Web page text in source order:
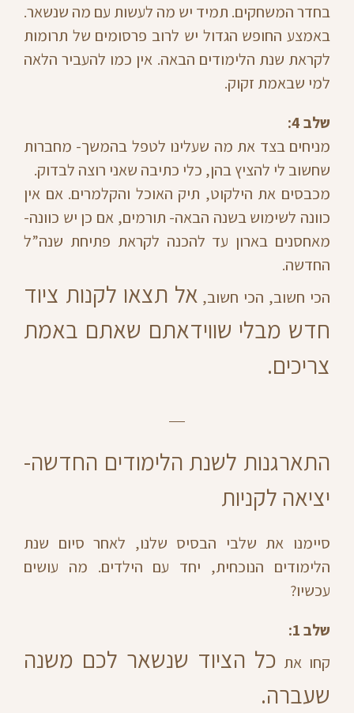
בחדר המשחקים. תמיד יש מה לעשות עם מה שנשאר.
באמצע החופש הגדול יש לרוב פרסומים של תרומות
לקראת שנת הלימודים הבאה. אין כמו להעביר הלאה
למי שבאמת זקוק.
שלב 4:
מניחים בצד את מה שעלינו לטפל בהמשך- מחברות
שחשוב לי להציץ בהן, כלי כתיבה שאני רוצה לבדוק.
מכבסים את הילקוט, תיק האוכל והקלמרים. אם אין
כוונה לשימוש בשנה הבאה- תורמים, אם כן יש כוונה-
מאחסנים בארון עד להכנה לקראת פתיחת שנה”ל
החדשה.
הכי חשוב, הכי חשוב, אל תצאו לקנות ציוד
חדש מבלי שווידאתם שאתם באמת
צריכים.
התארגנות לשנת הלימודים החדשה-
יציאה לקניות
סיימנו את שלבי הבסיס שלנו, לאחר סיום שנת
הלימודים הנוכחית, יחד עם הילדים. מה עושים
עכשיו?
שלב 1:
קחו את כל הציוד שנשאר לכם משנה
שעברה.